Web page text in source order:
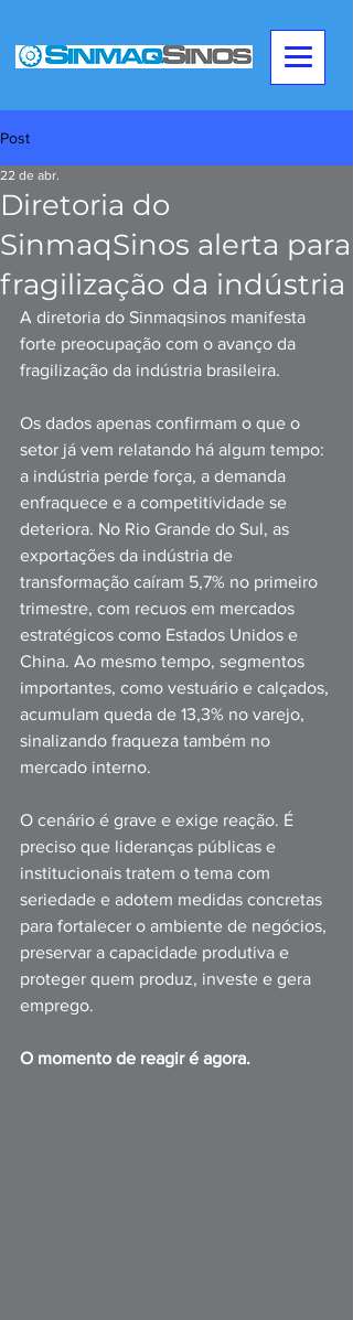
Post
Diretoria do
SinmaqSinos alerta para
fragilização da indústria
22 de abr.
A diretoria do Sinmaqsinos manifesta
forte preocupação com o avanço da
fragilização da indústria brasileira.
Os dados apenas confirmam o que o
setor já vem relatando há algum tempo:
a indústria perde força, a demanda
enfraquece e a competitividade se
deteriora. No Rio Grande do Sul, as
exportações da indústria de
transformação caíram 5,7% no primeiro
trimestre, com recuos em mercados
estratégicos como Estados Unidos e
China. Ao mesmo tempo, segmentos
importantes, como vestuário e calçados,
acumulam queda de 13,3% no varejo,
sinalizando fraqueza também no
mercado interno.
O cenário é grave e exige reação. É
preciso que lideranças públicas e
institucionais tratem o tema com
seriedade e adotem medidas concretas
para fortalecer o ambiente de negócios,
preservar a capacidade produtiva e
proteger quem produz, investe e gera
emprego.
O momento de reagir é agora.